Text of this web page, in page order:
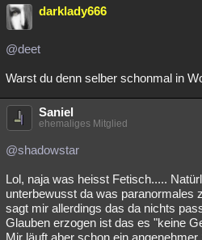
Musik Clash
Lesenswert Schlüsselwörter
darklady666
@deet
Warst du denn selber schonmal in
Saniel
ehemaliges Mitglied
@shadowstar
Lol, naja was heisst Fetisch.....
unterbewusst da was paranormales
sagt mir allerdings das da nichts
Glauben erzogen ist das es "keine
Mir läuft aber schon ein